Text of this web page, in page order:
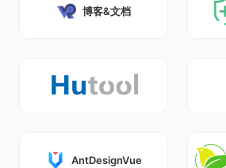
博客&文档
AntDesignVue